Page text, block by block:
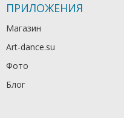
ПРИЛОЖЕНИЯ
Магазин
Art-dance.su
Фото
Блог